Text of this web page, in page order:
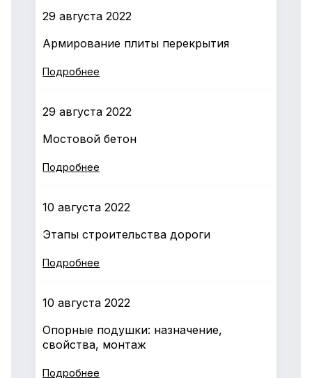
29 августа 2022
Армирование плиты перекрытия
Подробнее
29 августа 2022
Мостовой бетон
Подробнее
10 августа 2022
Этапы строительства дороги
Подробнее
10 августа 2022
Опорные подушки: назначение,
свойства, монтаж
Подробнее